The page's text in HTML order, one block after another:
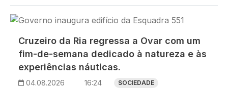
Imagem
Cruzeiro da Ria regressa a Ovar com um
fim-de-semana dedicado à natureza e às
experiências náuticas.
04.08.2026 16:24 SOCIEDADE